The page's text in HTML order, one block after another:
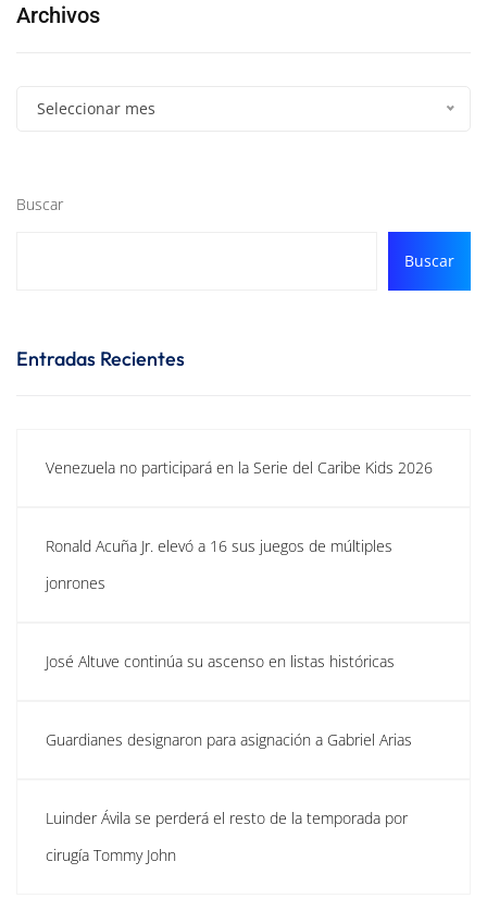
Archivos
Seleccionar mes
Buscar
Buscar
Entradas Recientes
Venezuela no participará en la Serie del Caribe Kids 2026
Ronald Acuña Jr. elevó a 16 sus juegos de múltiples
jonrones
José Altuve continúa su ascenso en listas históricas
Guardianes designaron para asignación a Gabriel Arias
Luinder Ávila se perderá el resto de la temporada por
cirugía Tommy John